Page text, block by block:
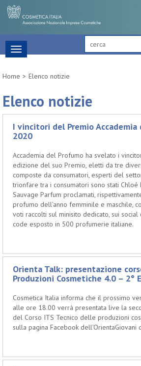
Toggle
navigation
Home
Elenco notizie
Elenco notizie
I vincitori del Premio Accademia
2020
Accademia del Profumo ha svelato i
edizione del suo Premio, eletti da tre
composte da consumatori, esperti del
trionfare tra i consumatori sono stati Chloé
Sauvage Parfum proclamati,
profumo dell’anno femminile e maschile,
voti raccolti sul minisito dedicato, sui social
code esposto in 500 profumerie italiane.
Orienta Talk: presentazione
Produzioni Cosmetiche 4.0 – 2°
Cosmetica Italia informa che il prossimo
alle ore 18.00 verrà presentata live la
del Corso ITS Tecnico delle produzioni
sulla pagina Facebook dell’OrientaGiovani